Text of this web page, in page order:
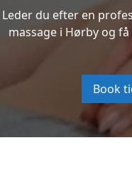
Leder du efter en
massage i Hørby og
Book